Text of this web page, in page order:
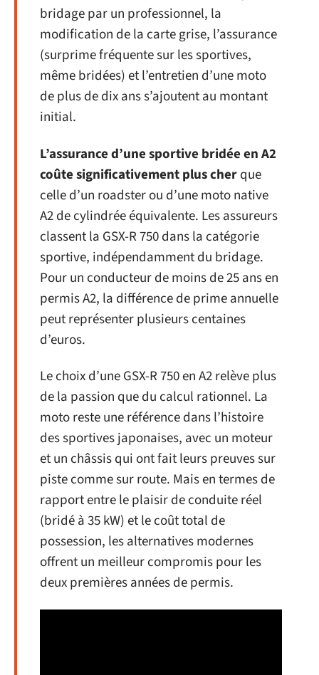
bridage par un professionnel, la
modification de la carte grise, l’assurance
(surprime fréquente sur les sportives,
même bridées) et l’entretien d’une moto
de plus de dix ans s’ajoutent au montant
initial.
L’assurance d’une sportive bridée en A2
coûte significativement plus cherque
celle d’un roadster ou d’une moto native
A2 de cylindrée équivalente. Les assureurs
classent la GSX-R 750 dans la catégorie
sportive, indépendamment du bridage.
Pour un conducteur de moins de 25 ans en
permis A2, la différence de prime annuelle
peut représenter plusieurs centaines
d’euros.
Le choix d’une GSX-R 750 en A2 relève plus
de la passion que du calcul rationnel. La
moto reste une référence dans l’histoire
des sportives japonaises, avec un moteur
et un châssis qui ont fait leurs preuves sur
piste comme sur route. Mais en termes de
rapport entre le plaisir de conduite réel
(bridé à 35 kW) et le coût total de
possession, les alternatives modernes
offrent un meilleur compromis pour les
deux premières années de permis.